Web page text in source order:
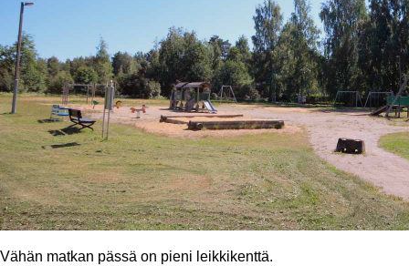
Vähän matkan pässä on pieni leikkikenttä.